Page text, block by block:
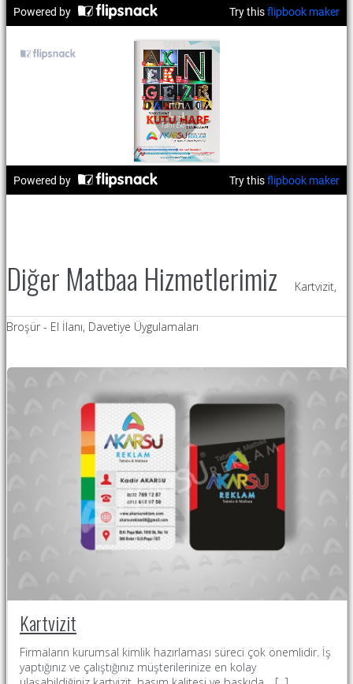
Diğer Matbaa Hizmetlerimiz Kartvizit,
Broşür - El İlanı, Davetiye Üygulamaları
Kartvizit
Firmaların kurumsal kimlik hazırlaması süreci çok önemlidir. İş
yaptığınız ve çalıştığınız müşterilerinize en kolay